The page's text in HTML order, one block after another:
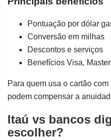
Pontuação por dólar
Conversão em milhas
Descontos e serviços
Benefícios Visa,
Para quem usa o cartão
podem compensar a
Itaú vs bancos
escolher?